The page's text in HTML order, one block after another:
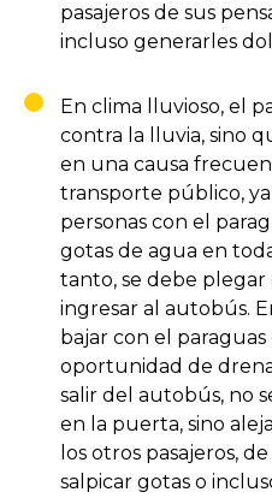
pasajeros de sus
incluso generarles
En clima lluvioso, el
contra la lluvia, sino
en una causa
transporte público,
personas con el
gotas de agua en
tanto, se debe plegar
ingresar al autobús.
bajar con el
oportunidad de
salir del autobús, no
en la puerta, sino
los otros pasajeros,
salpicar gotas o